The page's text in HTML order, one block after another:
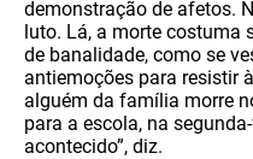
demonstração de afetos.
luto. Lá, a morte costuma
de banalidade, como se
antiemoções para resistir
alguém da família morre
para a escola, na
acontecido”, diz.